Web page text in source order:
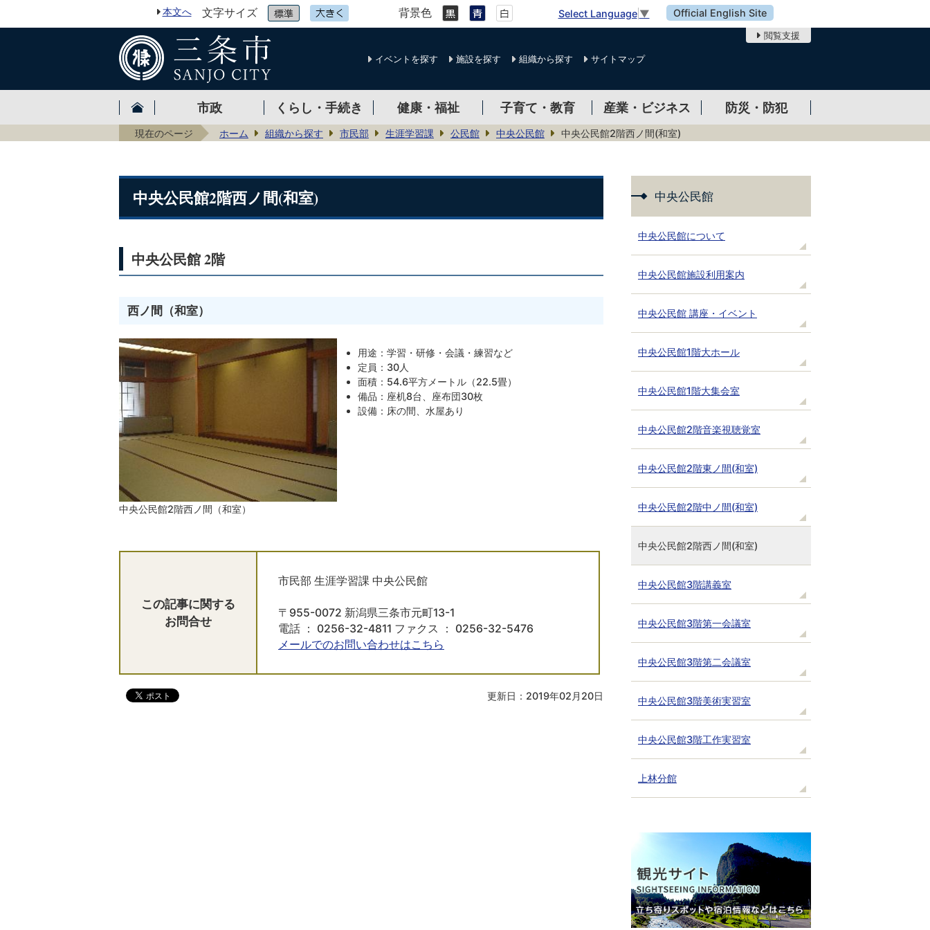
本文へ 文字サイズ 背景色 Select Language ▼ Official English Site
閲覧支援
イベントを探す 施設を探す 組織から探す サイトマップ
市政 くらし・手続き 健康・福祉 子育て・教育 産業・ビジネス 防災・防犯
現在のページ ホーム 組織から探す 市民部 生涯学習課 公民館 中央公民館 中央公民館2階西ノ間(和室)
中央公民館2階西ノ間(和室)
中央公民館 2階
西ノ間（和室）
中央公民館2階西ノ間（和室）
用途：学習・研修・会議・練習など
定員：30人
面積：54.6平方メートル（22.5畳）
備品：座机8台、座布団30枚
設備：床の間、水屋あり
この記事に関する
お問合せ
市民部 生涯学習課 中央公民館
〒955-0072 新潟県三条市元町13-1
電話 ： 0256-32-4811 ファクス ： 0256-32-5476
メールでのお問い合わせはこちら
更新日：2019年02月20日
中央公民館
中央公民館について
中央公民館施設利用案内
中央公民館 講座・イベント
中央公民館1階大ホール
中央公民館1階大集会室
中央公民館2階音楽視聴覚室
中央公民館2階東ノ間(和室)
中央公民館2階中ノ間(和室)
中央公民館2階西ノ間(和室)
中央公民館3階講義室
中央公民館3階第一会議室
中央公民館3階第二会議室
中央公民館3階美術実習室
中央公民館3階工作実習室
上林分館